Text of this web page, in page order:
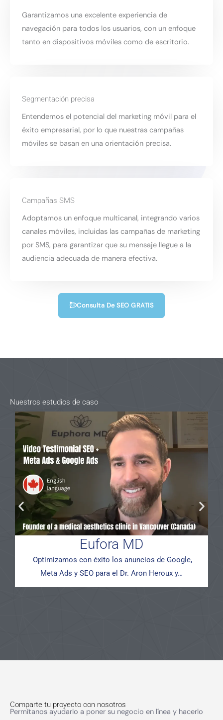
Garantizamos una excelente experiencia de
navegación para todos los usuarios, con un enfoque
tanto en dispositivos móviles como de escritorio.
Segmentación precisa
Entendemos el potencial del marketing móvil para el
éxito empresarial, por lo que nuestras campañas
móviles se basan en una orientación precisa.
Campañas SMS
Adoptamos un enfoque multicanal, integrando varios
canales móviles, incluidas las campañas de marketing
por SMS, para garantizar que su mensaje llegue a la
audiencia adecuada de manera efectiva.
Consulta De SEO GRATIS
Nuestros estudios de caso
Eufora MD
Optimizamos con éxito los anuncios de Google,
Meta Ads y SEO para el Dr. Aron Heroux y…
Comparte tu proyecto con nosotros
Permítanos ayudarlo a poner su negocio en línea y hacerlo